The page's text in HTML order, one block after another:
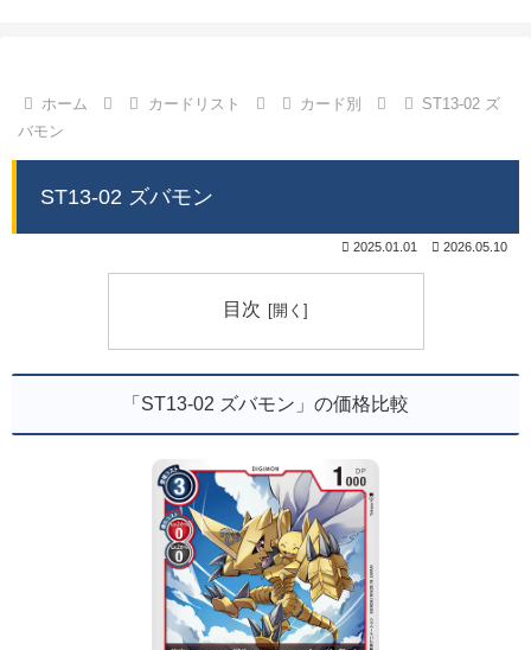
ホーム カードリスト カード別
ST13-02 ズ
バモン
ST13-02 ズバモン
2025.01.01 2026.05.10
目次
「ST13-02 ズバモン」の価格比較